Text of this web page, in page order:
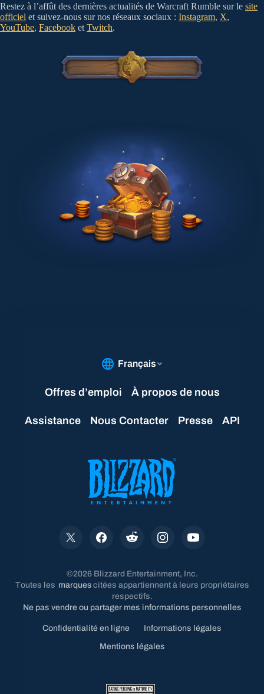
Restez à l’affût des dernières actualités de Warcraft Rumble sur le site
officiel et suivez-nous sur nos réseaux sociaux : Instagram, X,
YouTube, Facebook et Twitch.